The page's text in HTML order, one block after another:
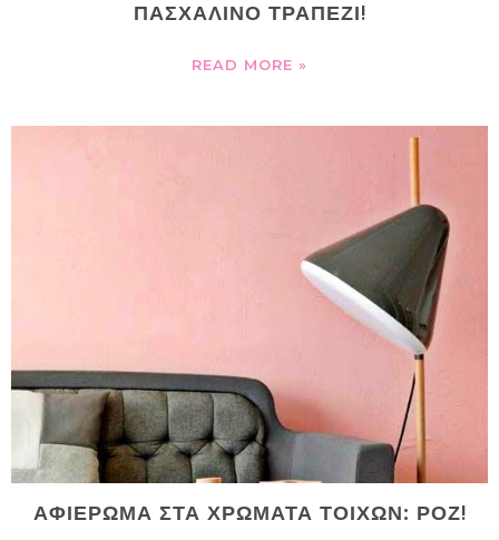
ΠΑΣΧΑΛΙΝΟ ΤΡΑΠΕΖΙ!
READ MORE »
ΑΦΙΕΡΩΜΑ ΣΤΑ ΧΡΩΜΑΤΑ ΤΟΙΧΩΝ: ΡΟΖ!